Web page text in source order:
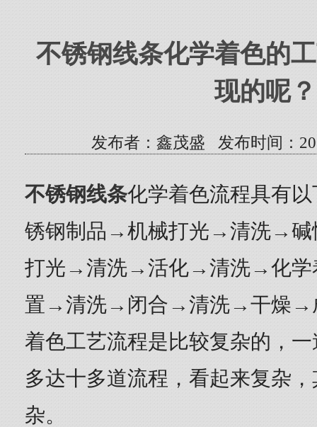
不锈钢线条化学着色的
现的呢？
发布者：鑫茂盛 发布时间：
不锈钢线条化学着色流程具有
锈钢制品→机械打光→清洗→
打光→清洗→活化→清洗→化学
置→清洗→闭合→清洗→干燥→
着色工艺流程是比较复杂的，
多达十多道流程，看起来复杂
杂。